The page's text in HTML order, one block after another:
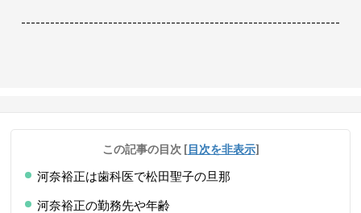
------------------------------------------------------------------
この記事の目次 [目次を非表示]
河奈裕正は歯科医で松田聖子の旦那
河奈裕正の勤務先や年齢